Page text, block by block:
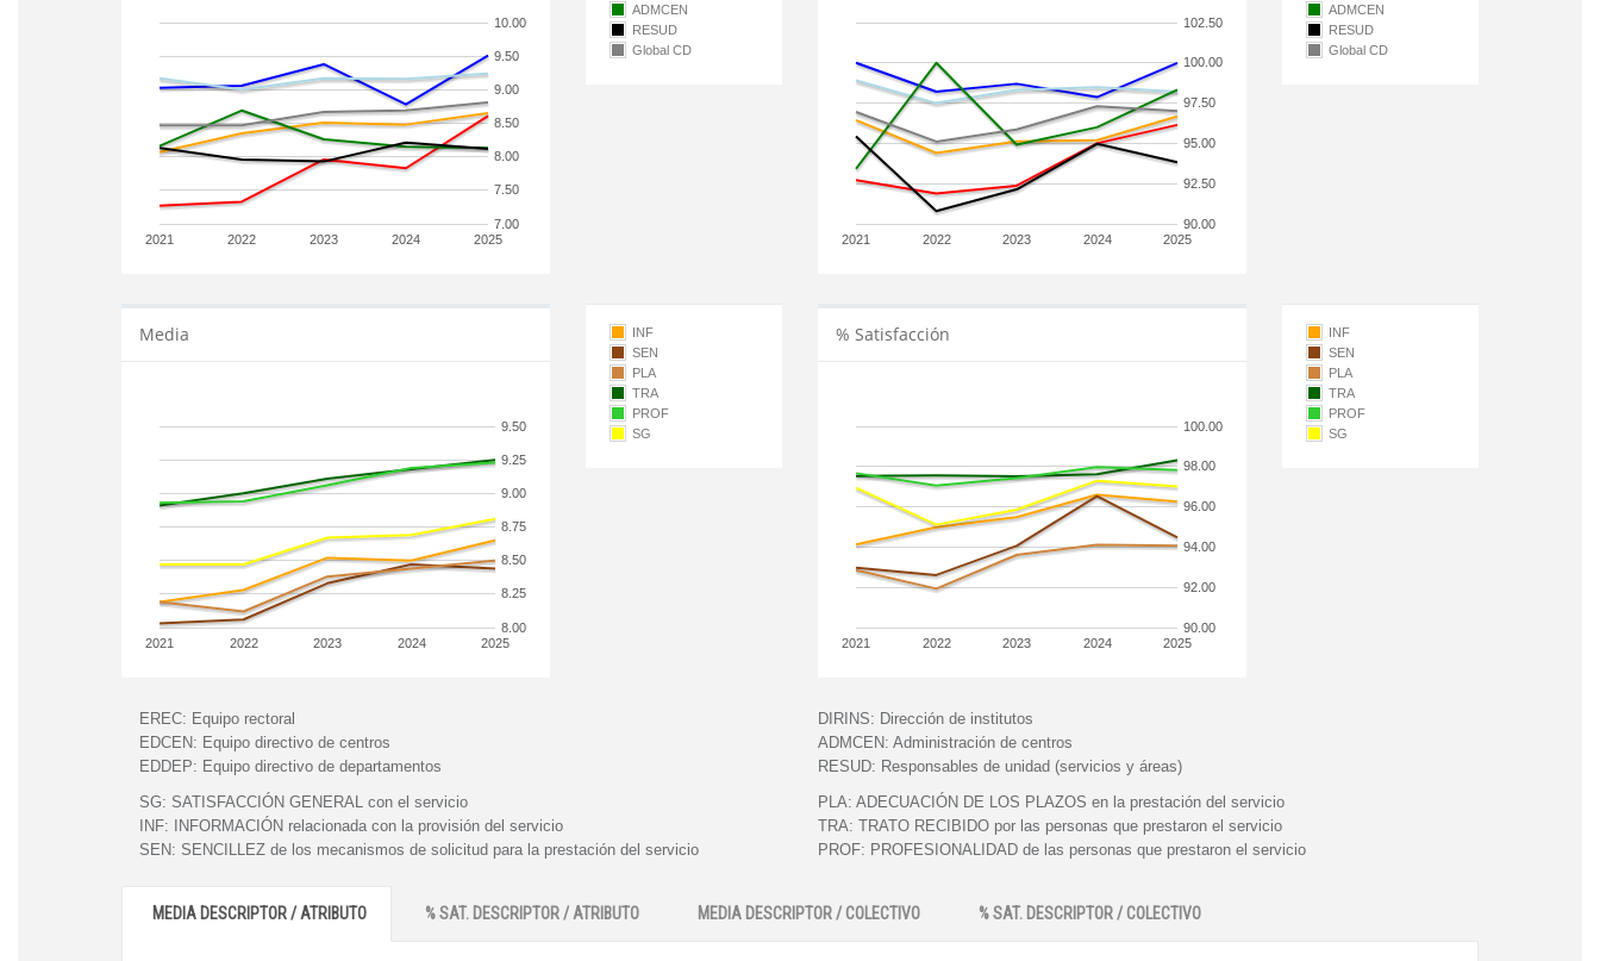
2021 2022 2023 2024 2025
7.00
7.50
8.00
8.50
9.00
9.50
10.00
ADMCEN
RESUD
Global CD
2021 2022 2023 2024 2025
90.00
92.50
95.00
97.50
100.00
102.50
ADMCEN
RESUD
Global CD
Media
2021 2022 2023 2024 2025
8.00
8.25
8.50
8.75
9.00
9.25
9.50
INF
SEN
PLA
TRA
PROF
SG
% Satisfacción
2021 2022 2023 2024 2025
90.00
92.00
94.00
96.00
98.00
100.00
INF
SEN
PLA
TRA
PROF
SG
EREC: Equipo rectoral
EDCEN: Equipo directivo de centros
EDDEP: Equipo directivo de departamentos
DIRINS: Dirección de institutos
ADMCEN: Administración de centros
RESUD: Responsables de unidad (servicios y áreas)
SG: SATISFACCIÓN GENERAL con el servicio
INF:
INFORMACIÓN relacionada con la provisión del servicio
SEN: SENCILLEZ de los mecanismos de solicitud para la prestación del servicio
PLA: ADECUACIÓN DE LOS PLAZOS en la prestación del servicio
TRA: TRATO RECIBIDO por las personas que prestaron el servicio
PROF: PROFESIONALIDAD de las personas que prestaron el servicio
MEDIA DESCRIPTOR / ATRIBUTO % SAT. DESCRIPTOR / ATRIBUTO MEDIA DESCRIPTOR / COLECTIVO % SAT. DESCRIPTOR / COLECTIVO